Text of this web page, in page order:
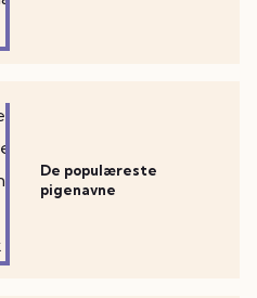
De populæreste
pigenavne